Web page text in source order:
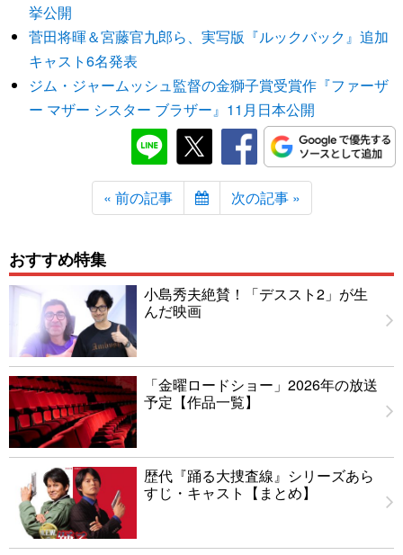
挙公開
菅田将暉＆宮藤官九郎ら、実写版『ルックバック』追加
キャスト6名発表
ジム・ジャームッシュ監督の金獅子賞受賞作『ファーザ
ー マザー シスター ブラザー』11月日本公開
« 前の記事 次の記事 »
おすすめ特集
小島秀夫絶賛！「デススト2」が生
んだ映画
「金曜ロードショー」2026年の放送
予定【作品一覧】
歴代『踊る大捜査線』シリーズあら
すじ・キャスト【まとめ】